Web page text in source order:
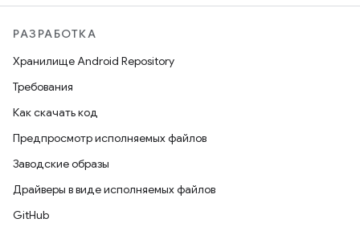
РАЗРАБОТКА
Хранилище Android Repository
Требования
Как скачать код
Предпросмотр исполняемых файлов
Заводские образы
Драйверы в виде исполняемых файлов
GitHub